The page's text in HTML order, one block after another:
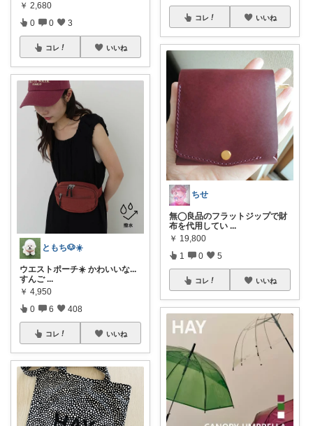
￥ 2,680
0 0 3
コレ いいね
ともち🐶☀️
ウエストポーチ☀️ かわいいな...
すんご ...
￥ 4,950
0 6 408
コレ いいね
コレ いいね
ちせ
無◯良品のフラットジップで財
布を代用してい ...
￥ 19,800
1 0 5
コレ いいね